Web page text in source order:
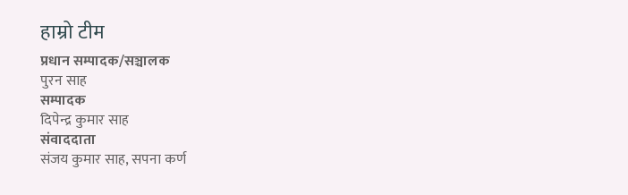
हाम्रो टीम
प्रधान सम्पादक/सञ्चालक
पुरन साह
सम्पादक
दिपेन्द्र कुमार साह
संवाददाता
संजय कुमार साह, सपना कर्ण